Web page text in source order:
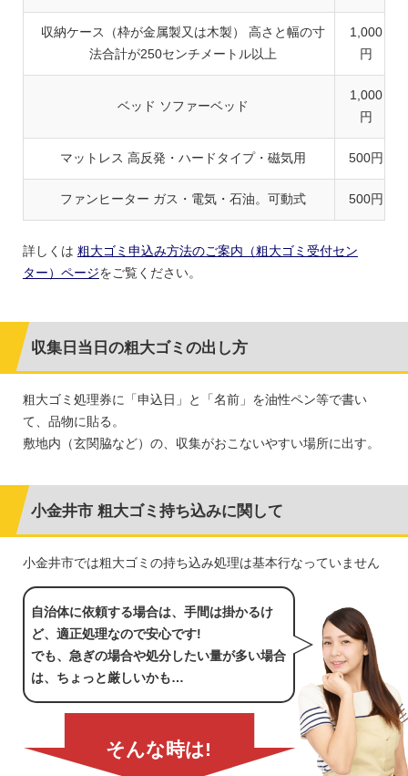
収納ケース（枠が金属製又は木製） 高さと幅の寸
法合計が250センチメートル以上
1,000
円
ベッド ソファーベッド
1,000
円
マットレス 高反発・ハードタイプ・磁気用 500円
ファンヒーター ガス・電気・石油。可動式 500円
詳しくは 粗大ゴミ申込み方法のご案内（粗大ゴミ受付セン
ター）ページをご覧ください。
収集日当日の粗大ゴミの出し方
粗大ゴミ処理券に「申込日」と「名前」を油性ペン等で書い
て、品物に貼る。
敷地内（玄関脇など）の、収集がおこないやすい場所に出す。
小金井市 粗大ゴミ持ち込みに関して
小金井市では粗大ゴミの持ち込み処理は基本行なっていません
自治体に依頼する場合は、手間は掛かるけ
ど、適正処理なので安心です!
でも、急ぎの場合や処分したい量が多い場合
は、ちょっと厳しいかも…
そんな時は!